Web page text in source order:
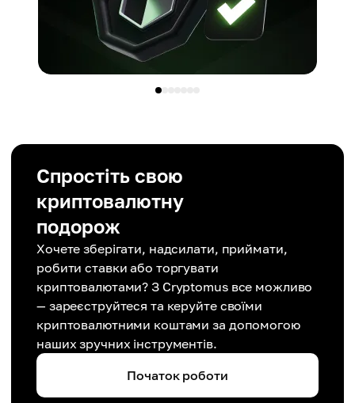
Спростіть свою
криптовалютну
подорож
Хочете зберігати, надсилати, приймати,
робити ставки або торгувати
криптовалютами? З Cryptomus все можливо
— зареєструйтеся та керуйте своїми
криптовалютними коштами за допомогою
наших зручних інструментів.
Початок роботи